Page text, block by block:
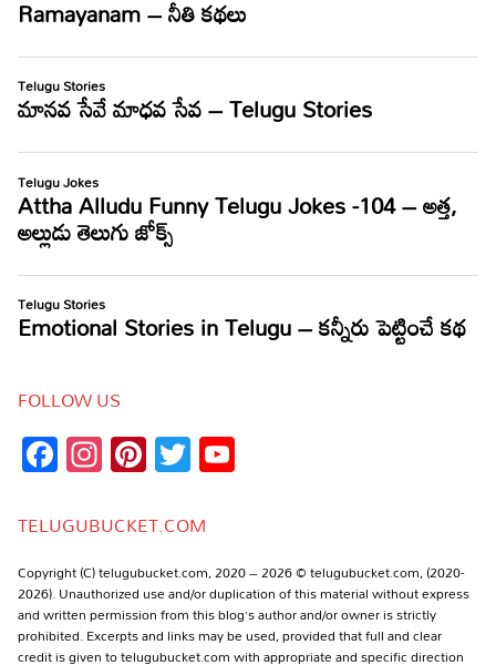
FOLLOW US
Facebook
Instagram
Pinterest
Twitter
TELUGUBUCKET.COM
Copyright (C) telugubucket.com, 2020 – 2026 © telugubucket.com, (2020-
2026). Unauthorized use and/or duplication of this material without express
and written permission from this blog’s author and/or owner is strictly
prohibited. Excerpts and links may be used, provided that full and clear
credit is given to telugubucket.com with appropriate and specific direction